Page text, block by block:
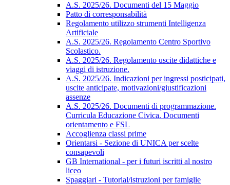
A.S. 2025/26. Documenti del 15 Maggio
Patto di corresponsabilità
Regolamento utilizzo strumenti Intelligenza
Artificiale
A.S. 2025/26. Regolamento Centro Sportivo
Scolastico.
A.S. 2025/26. Regolamento uscite didattiche e
viaggi di istruzione.
A.S. 2025/26. Indicazioni per ingressi posticipati,
uscite anticipate, motivazioni/giustificazioni
assenze
A.S. 2025/26. Documenti di programmazione.
Curricula Educazione Civica. Documenti
orientamento e FSL
Accoglienza classi prime
Orientarsi - Sezione di UNICA per scelte
consapevoli
GB International - per i futuri iscritti al nostro
liceo
Spaggiari - Tutorial/istruzioni per famiglie